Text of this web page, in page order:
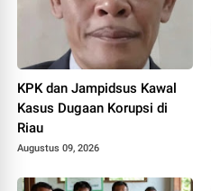
KPK dan Jampidsus Kawal
Kasus Dugaan Korupsi di
Riau
Augustus 09, 2026